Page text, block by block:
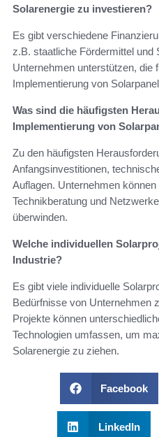
Solarenergie zu investieren?
Es gibt verschiedene
z.B. staatliche Fördermittel und
Unternehmen unterstützen, die
Implementierung von
Was sind die häufigsten
Implementierung von
Zu den häufigsten
Anfangsinvestitionen,
Auflagen. Unternehmen
Technikberatung und
überwinden.
Welche individuellen
Industrie?
Es gibt viele individuelle
Bedürfnisse von Unternehmen
Projekte können
Technologien umfassen, um
Solarenergie zu ziehen.
Facebook
LinkedIn